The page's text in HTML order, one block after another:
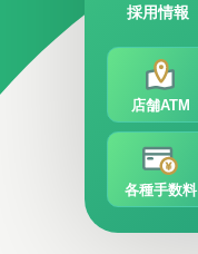
採用情報
店舗ATM
各種手数料